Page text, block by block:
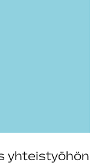
yhteistyöhön